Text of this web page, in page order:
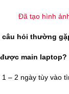
câu hỏi thường
main laptop?
– 2 ngày tùy vào